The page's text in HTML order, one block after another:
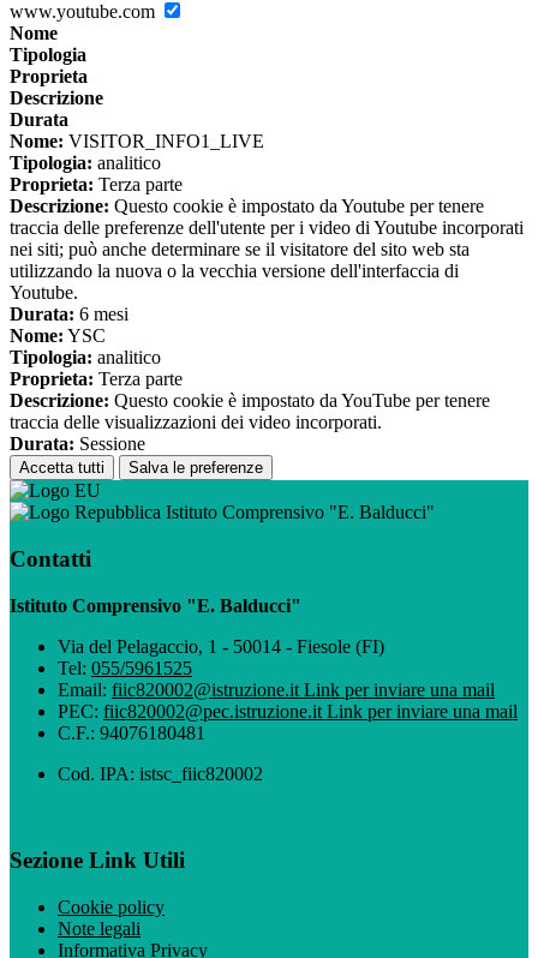
www.youtube.com
Nome
Tipologia
Proprieta
Descrizione
Durata
Nome: VISITOR_INFO1_LIVE
Tipologia: analitico
Proprieta: Terza parte
Descrizione: Questo cookie è impostato da Youtube per tenere
traccia delle preferenze dell'utente per i video di Youtube incorporati
nei siti; può anche determinare se il visitatore del sito web sta
utilizzando la nuova o la vecchia versione dell'interfaccia di
Youtube.
Durata: 6 mesi
Nome: YSC
Tipologia: analitico
Proprieta: Terza parte
Descrizione: Questo cookie è impostato da YouTube per tenere
traccia delle visualizzazioni dei video incorporati.
Durata: Sessione
Accetta tutti Salva le preferenze
Istituto Comprensivo "E. Balducci"
Contatti
Istituto Comprensivo "E. Balducci"
Via del Pelagaccio, 1 - 50014 - Fiesole (FI)
Tel: 055/5961525
Email: fiic820002@istruzione.it Link per inviare una mail
PEC: fiic820002@pec.istruzione.it Link per inviare una mail
C.F.: 94076180481
Cod. IPA: istsc_fiic820002
Sezione Link Utili
Cookie policy
Note legali
Informativa Privacy